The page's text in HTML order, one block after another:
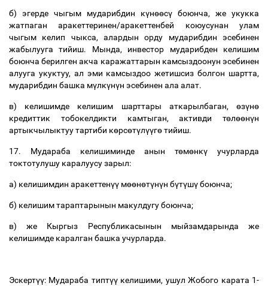
б) эгерде чыгым мударибдин күнөөсү боюнча, же укукка
жатпаган
аракеттеринен/аракеттенбей коюусунан
улам
чыгым
келип чыкса,алардын орду мударибдин
эсебинен
жабылууга
тийиш. Мында, инвестор мударибден
келишим
боюнча берилген акча каражаттарын камсыздоонун эсебинен
алууга укуктуу, ал эми камсыздоо жетишсиз болгон шартта,
мударибдин башка мүлкүнүн эсебинен ала алат.
в) келишимде келишим шарттары аткарылбаган,өзүнө
кредиттик
тобокелдикти камтыган,активди төлөөнүн
артыкчылыктуутартиби көрсөтүлүүгөтийиш.
17. Мудараба келишиминде анын төмөнкү
учурларда
токтотулушу каралуусузарыл:
а) келишимдин аракеттенүү мөөнөтүнүн бүтүшүбоюнча;
б) келишимтараптарынын макулдугубоюнча;
в)же Кыргыз Республикасынын мыйзамдарында
же
келишимде каралган башка учурларда.
Эскертүү: Мудараба типтүү келишими, ушул Жобого карата 1-